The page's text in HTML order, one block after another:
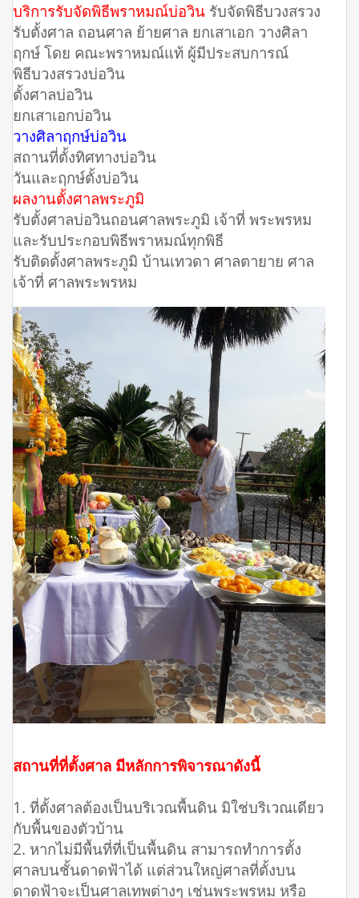
บริการรับจัดพิธีพราหมณ์บ่อวิน รับจัดพิธีบวงสรวง
รับตั้งศาล ถอนศาล ย้ายศาล ยกเสาเอก วางศิลา
ฤกษ์ โดย คณะพราหมณ์แท้ ผู้มีประสบการณ์
พิธีบวงสรวงบ่อวิน
ตั้งศาลบ่อวิน
ยกเสาเอกบ่อวิน
วางศิลาฤกษ์บ่อวิน
สถานที่ตั้งทิศทางบ่อวิน
วันและฤกษ์ตั้งบ่อวิน
ผลงานตั้งศาลพระภูมิ
รับตั้งศาลบ่อวินถอนศาลพระภูมิ เจ้าที่ พระพรหม
และรับประกอบพิธีพราหมณ์ทุกพิธี
รับติดตั้งศาลพระภูมิ บ้านเทวดา ศาลตายาย ศาล
เจ้าที่ ศาลพระพรหม
สถานที่ที่ตั้งศาล มีหลักการพิจารณาดังนี้
1. ที่ตั้งศาลต้องเป็นบริเวณพื้นดิน มิใช่บริเวณเดียว
กับพื้นของตัวบ้าน
2. หากไม่มีพื้นที่ที่เป็นพื้นดิน สามารถทำการตั้ง
ศาลบนชั้นดาดฟ้าได้ แต่ส่วนใหญ่ศาลที่ตั้งบน
ดาดฟ้าจะเป็นศาลเทพต่างๆ เช่นพระพรหม หรือ